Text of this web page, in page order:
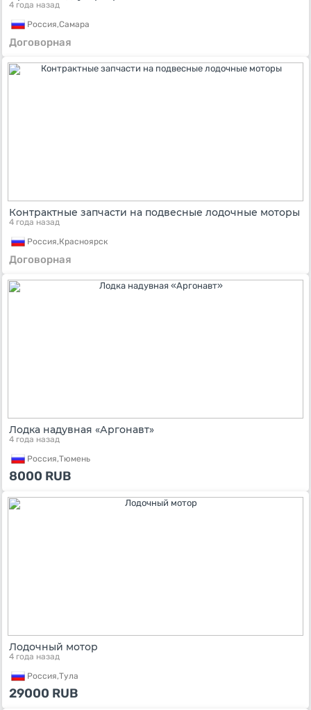
4 года назад
Россия,Самара
Договорная
Контрактные запчасти на подвесные лодочные моторы
4 года назад
Россия,Красноярск
Договорная
Лодка надувная «Аргонавт»
4 года назад
Россия,Тюмень
8000 RUB
Лодочный мотор
4 года назад
Россия,Тула
29000 RUB